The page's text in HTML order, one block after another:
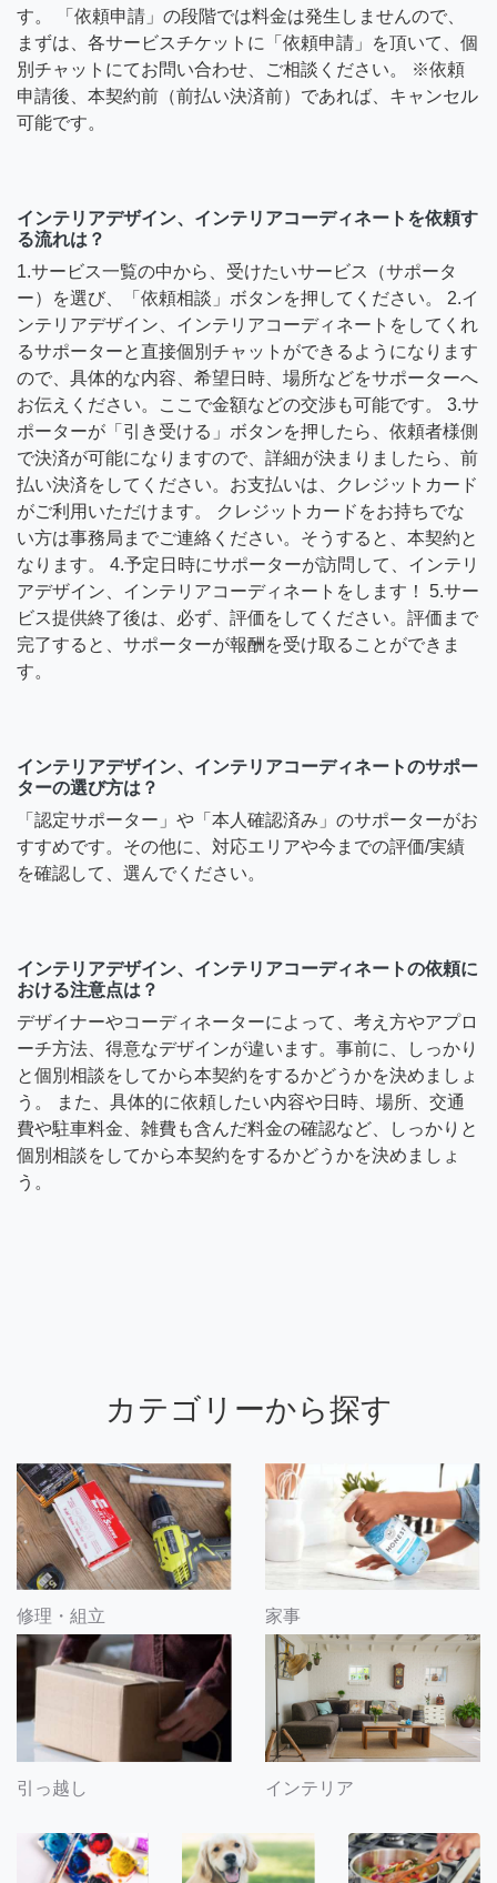
す。 「依頼申請」の段階では料金は発生しませんので、
まずは、各サービスチケットに「依頼申請」を頂いて、個
別チャットにてお問い合わせ、ご相談ください。 ※依頼
申請後、本契約前（前払い決済前）であれば、キャンセル
可能です。
インテリアデザイン、インテリアコーディネートを依頼す
る流れは？
1.サービス一覧の中から、受けたいサービス（サポータ
ー）を選び、「依頼相談」ボタンを押してください。 2.イ
ンテリアデザイン、インテリアコーディネートをしてくれ
るサポーターと直接個別チャットができるようになります
ので、具体的な内容、希望日時、場所などをサポーターへ
お伝えください。ここで金額などの交渉も可能です。 3.サ
ポーターが「引き受ける」ボタンを押したら、依頼者様側
で決済が可能になりますので、詳細が決まりましたら、前
払い決済をしてください。お支払いは、クレジットカード
がご利用いただけます。 クレジットカードをお持ちでな
い方は事務局までご連絡ください。そうすると、本契約と
なります。 4.予定日時にサポーターが訪問して、インテリ
アデザイン、インテリアコーディネートをします！ 5.サー
ビス提供終了後は、必ず、評価をしてください。評価まで
完了すると、サポーターが報酬を受け取ることができま
す。
インテリアデザイン、インテリアコーディネートのサポー
ターの選び方は？
「認定サポーター」や「本人確認済み」のサポーターがお
すすめです。その他に、対応エリアや今までの評価/実績
を確認して、選んでください。
インテリアデザイン、インテリアコーディネートの依頼に
おける注意点は？
デザイナーやコーディネーターによって、考え方やアプロ
ーチ方法、得意なデザインが違います。事前に、しっかり
と個別相談をしてから本契約をするかどうかを決めましょ
う。 また、具体的に依頼したい内容や日時、場所、交通
費や駐車料金、雑費も含んだ料金の確認など、しっかりと
個別相談をしてから本契約をするかどうかを決めましょ
う。
カテゴリーから探す
修理・組立 家事
引っ越し インテリア